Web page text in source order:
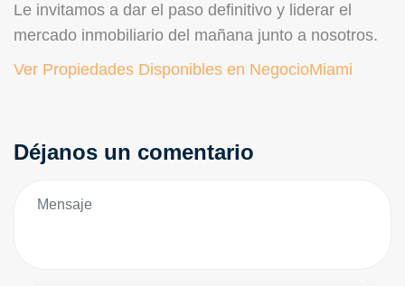
Le invitamos a dar el paso definitivo y liderar el
mercado inmobiliario del mañana junto a nosotros.
Ver Propiedades Disponibles en NegocioMiami
Déjanos un comentario